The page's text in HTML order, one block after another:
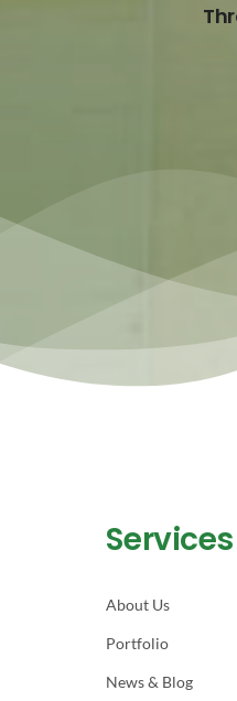
Services
About Us
Portfolio
News & Blog